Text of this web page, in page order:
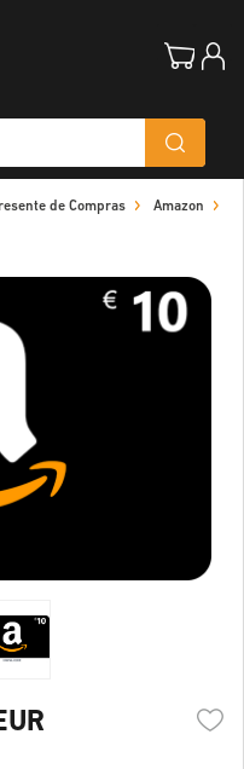
de Compras
Amazon